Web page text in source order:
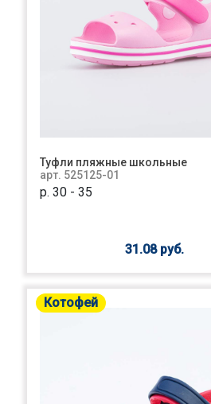
Туфли пляжные школьные
арт. 525125-01
р. 30 - 35
31.08 руб.
Котофей